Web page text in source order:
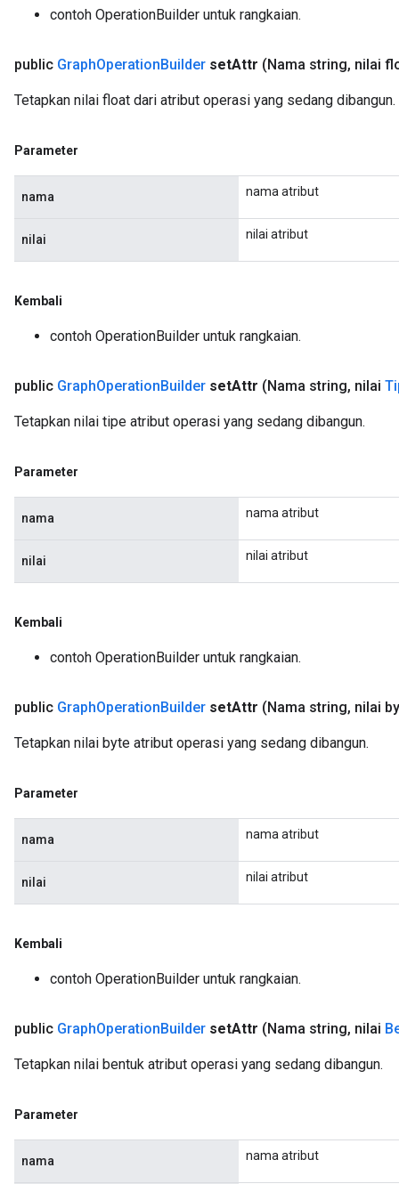
contoh OperationBuilder untuk rangkaian.
public GraphOperationBuilder setAttr (Nama string, nilai
Tetapkan nilai float dari atribut operasi yang sedang dibangun.
Parameter
nama nama atribut
nilai nilai atribut
Kembali
contoh OperationBuilder untuk rangkaian.
public GraphOperationBuilder setAttr (Nama string, nilai
Tetapkan nilai tipe atribut operasi yang sedang dibangun.
Parameter
nama nama atribut
nilai nilai atribut
Kembali
contoh OperationBuilder untuk rangkaian.
public GraphOperationBuilder setAttr (Nama string, nilai
Tetapkan nilai byte atribut operasi yang sedang dibangun.
Parameter
nama nama atribut
nilai nilai atribut
Kembali
contoh OperationBuilder untuk rangkaian.
public GraphOperationBuilder setAttr (Nama string, nilai
Tetapkan nilai bentuk atribut operasi yang sedang dibangun.
Parameter
nama nama atribut